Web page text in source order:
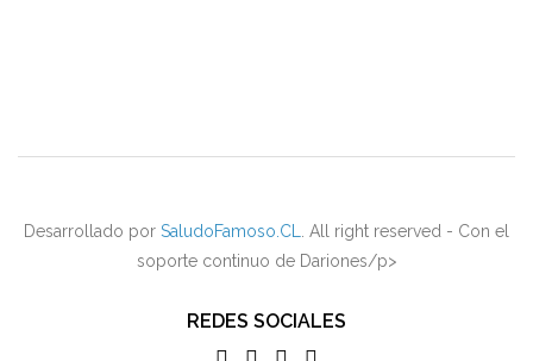
Desarrollado por SaludoFamoso.CL
. All right reserved - Con el
soporte continuo de Dariones/p>
REDES SOCIALES